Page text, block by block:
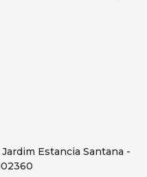
Estancia Santana -